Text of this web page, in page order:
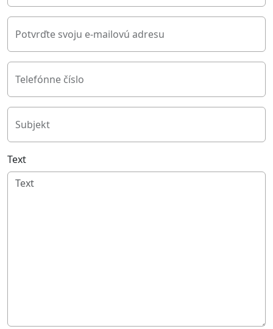
Potvrďte svoju e-mailovú adresu
Telefónne číslo
Subjekt
Text